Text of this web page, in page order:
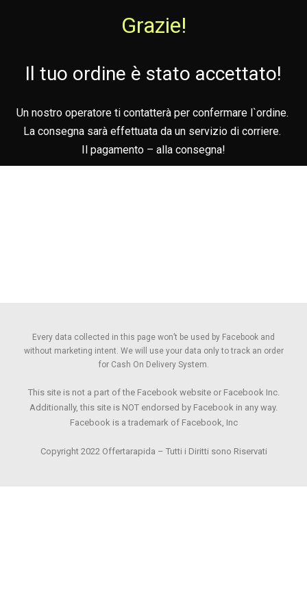
Grazie!
Il tuo ordine è stato accettato!
Un nostro operatore ti contatterà per confermare l`ordine.
La consegna sarà effettuata da un servizio di corriere.
Il pagamento – alla consegna!
Every data collected in this page won’t be used by Facebook and
without marketing intent. We will use your data only to track an order
for Cash On Delivery System.
This site is not a part of the Facebook website or Facebook Inc.
Additionally, this site is NOT endorsed by Facebook in any way.
Facebook is a trademark of Facebook, Inc
Copyright 2022 Offertarapida – Tutti i Diritti sono Riservati